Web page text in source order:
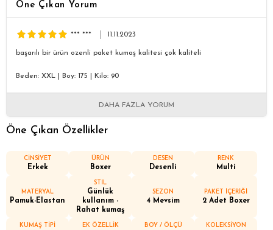
Öne Çıkan Yorum
*** *** 11.11.2023
başarılı bir ürün ozenli paket kumaş kalitesi çok kaliteli
Beden: XXL Boy: 175 Kilo: 90
DAHA FAZLA YORUM
Öne Çıkan Özellikler
CİNSİYET
Erkek
ÜRÜN
Boxer
DESEN
Desenli
RENK
Multi
MATERYAL
Pamuk-Elastan
STİL
Günlük
kullanım -
Rahat kumaş
SEZON
4 Mevsim
PAKET İÇERİĞİ
2 Adet Boxer
KUMAŞ TİPİ EK ÖZELLİK BOY / ÖLÇÜ KOLEKSİYON